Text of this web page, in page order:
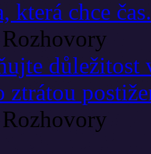
která chce
Rozhovory
důležitost
ztrátou
Rozhovory